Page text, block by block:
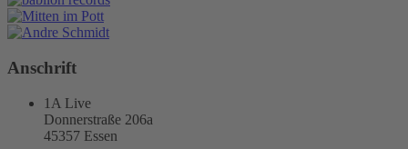
Anschrift
1A Live
Donnerstraße 206a
45357 Essen